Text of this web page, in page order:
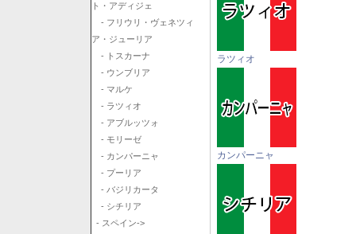
ト・アディジェ
- フリウリ・ヴェネツィ
ア・ジューリア
- トスカーナ
- ウンブリア
- マルケ
- ラツィオ
- アブルッツォ
- モリーゼ
- カンパーニャ
- プーリア
- バジリカータ
- シチリア
- スペイン->
ラツィオ
カンパーニャ